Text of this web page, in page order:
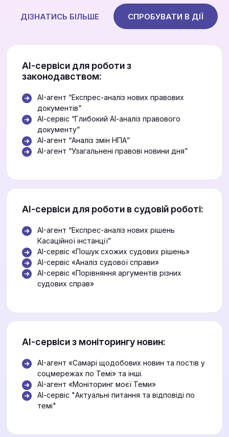
ДІЗНАТИСЬ БІЛЬШЕ СПРОБУВАТИ В ДІЇ
АІ-сервіси для роботи з
законодавством:
AI-агент “Експрес-аналіз нових правових
документів”
АІ-сервіс “Глибокий АІ-аналіз правового
документу”
АІ-агент “Аналіз змін НПА”
AI-агент “Узагальнені правові новини дня”
АІ-сервіси для роботи в судовій роботі:
AI-агент “Експрес-аналіз нових рішень
Касаційної інстанції”
AI-сервіс «Пошук схожих судових рішень»
AI-сервіс «Аналіз судової справи»
AI-сервіс «Порівняння аргументів різних
судових справ»
АІ-сервіси з моніторингу новин:
AI-агент «Самарі щодобових новин та постів у
соцмережах по Темі» та інші.
AI-агент «Моніторинг моєї Теми»
АІ-сервіс "Актуальні питання та відповіді по
темі"